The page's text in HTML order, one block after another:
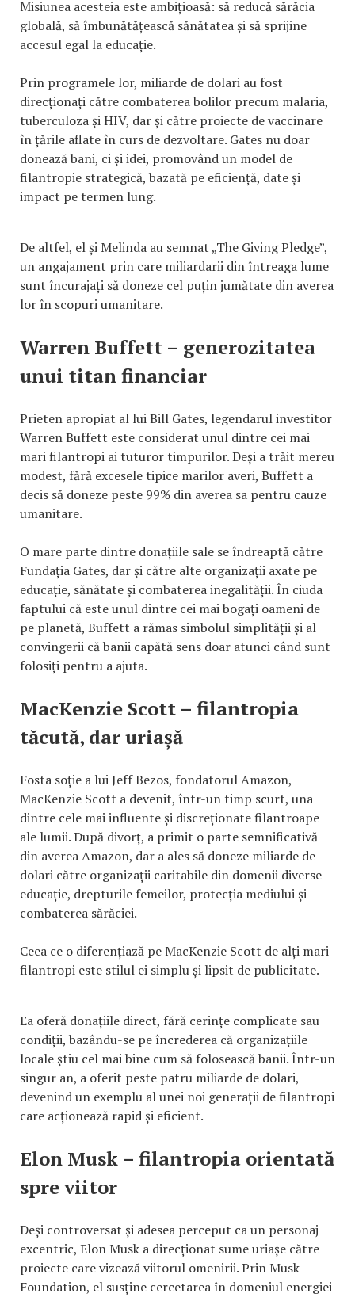
Misiunea acesteia este ambițioasă: să reducă sărăcia
globală, să îmbunătățească sănătatea și să sprijine
accesul egal la educație.
Prin programele lor, miliarde de dolari au fost
direcționați către combaterea bolilor precum malaria,
tuberculoza și HIV, dar și către proiecte de vaccinare
în țările aflate în curs de dezvoltare. Gates nu doar
donează bani, ci și idei, promovând un model de
filantropie strategică, bazată pe eficiență, date și
impact pe termen lung.
De altfel, el și Melinda au semnat „The Giving Pledge”,
un angajament prin care miliardarii din întreaga lume
sunt încurajați să doneze cel puțin jumătate din averea
lor în scopuri umanitare.
Warren Buffett – generozitatea
unui titan financiar
Prieten apropiat al lui Bill Gates, legendarul investitor
Warren Buffett este considerat unul dintre cei mai
mari filantropi ai tuturor timpurilor. Deși a trăit mereu
modest, fără excesele tipice marilor averi, Buffett a
decis să doneze peste 99% din averea sa pentru cauze
umanitare.
O mare parte dintre donațiile sale se îndreaptă către
Fundația Gates, dar și către alte organizații axate pe
educație, sănătate și combaterea inegalității. În ciuda
faptului că este unul dintre cei mai bogați oameni de
pe planetă, Buffett a rămas simbolul simplității și al
convingerii că banii capătă sens doar atunci când sunt
folosiți pentru a ajuta.
MacKenzie Scott – filantropia
tăcută, dar uriașă
Fosta soție a lui Jeff Bezos, fondatorul Amazon,
MacKenzie Scott a devenit, într-un timp scurt, una
dintre cele mai influente și discreționate filantroape
ale lumii. După divorț, a primit o parte semnificativă
din averea Amazon, dar a ales să doneze miliarde de
dolari către organizații caritabile din domenii diverse –
educație, drepturile femeilor, protecția mediului și
combaterea sărăciei.
Ceea ce o diferențiază pe MacKenzie Scott de alți mari
filantropi este stilul ei simplu și lipsit de publicitate.
Ea oferă donațiile direct, fără cerințe complicate sau
condiții, bazându-se pe încrederea că organizațiile
locale știu cel mai bine cum să folosească banii. Într-un
singur an, a oferit peste patru miliarde de dolari,
devenind un exemplu al unei noi generații de filantropi
care acționează rapid și eficient.
Elon Musk – filantropia orientată
spre viitor
Deși controversat și adesea perceput ca un personaj
excentric, Elon Musk a direcționat sume uriașe către
proiecte care vizează viitorul omenirii. Prin Musk
Foundation, el susține cercetarea în domeniul energiei